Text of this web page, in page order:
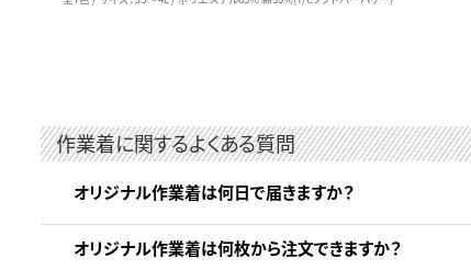
作業着に関するよくある質問
オリジナル作業着は何日で届きますか？
オリジナル作業着は何枚から注文できますか？